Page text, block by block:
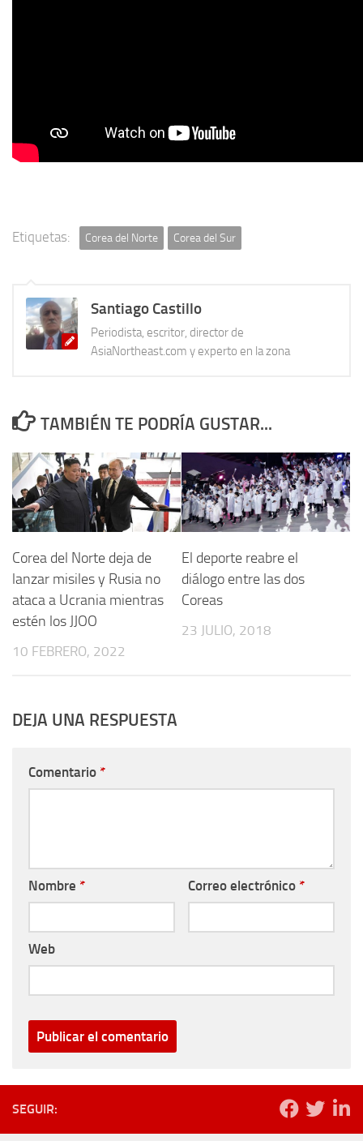
Etiquetas: Corea del Norte Corea del Sur
Santiago Castillo
Periodista, escritor, director de
AsiaNortheast.com y experto en la zona
TAMBIÉN TE PODRÍA GUSTAR...
Corea del Norte deja de
lanzar misiles y Rusia no
ataca a Ucrania mientras
estén los JJOO
10 FEBRERO, 2022
El deporte reabre el
diálogo entre las dos
Coreas
23 JULIO, 2018
DEJA UNA RESPUESTA
Comentario *
Nombre * Correo electrónico *
Web
SEGUIR: